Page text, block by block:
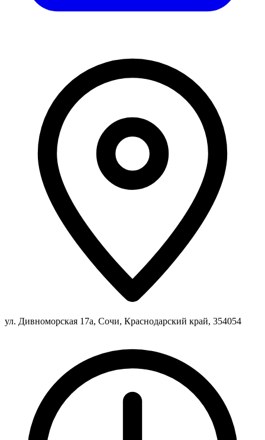
ул. Дивноморская 17а, Сочи, Краснодарский край, 354054